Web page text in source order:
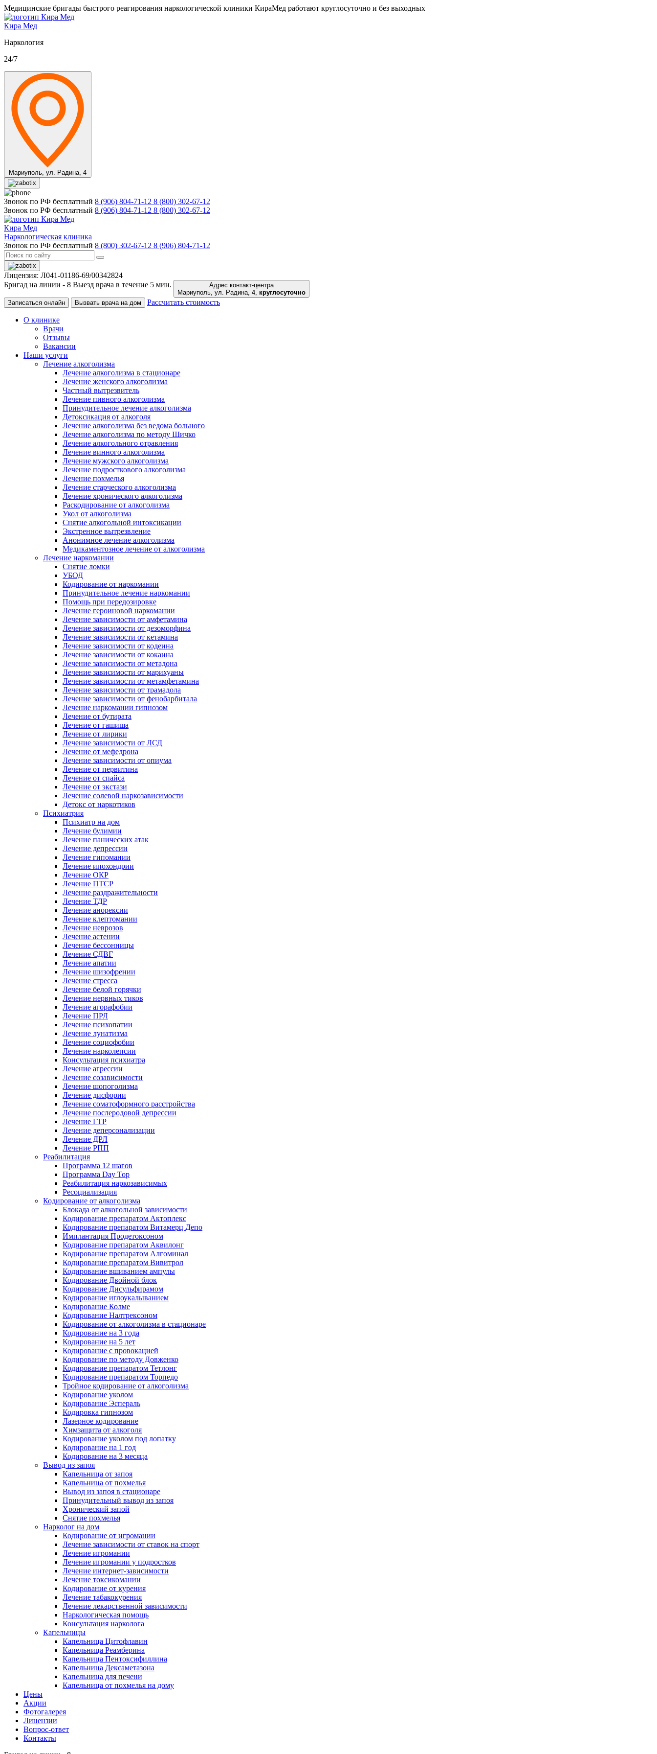
Медицинские бригады быстрого реагирования наркологической клиники КираМед работают круглосуточно и без выходных
Кира Мед
Наркология
24/7
Мариуполь, ул. Радина, 4
Звонок по РФ бесплатный 8 (906) 804-71-12 8 (800) 302-67-12
Звонок по РФ бесплатный 8 (906) 804-71-12 8 (800) 302-67-12
Кира Мед
Наркологическая клиника
Звонок по РФ бесплатный 8 (800) 302-67-12 8 (906) 804-71-12
Лицензия: Л041-01186-69/00342824
Бригад на линии - 8 Выезд врача в течение 5 мин.
Адрес контакт-центра
Мариуполь, ул. Радина, 4, круглосуточно
Записаться онлайн
Вызвать врача на дом Рассчитать стоимость
О клинике
Врачи
Отзывы
Вакансии
Наши услуги
Лечение алкоголизма
Лечение алкоголизма в стационаре
Лечение женского алкоголизма
Частный вытрезвитель
Лечение пивного алкоголизма
Принудительное лечение алкоголизма
Детоксикация от алкоголя
Лечение алкоголизма без ведома больного
Лечение алкоголизма по методу Шичко
Лечение алкогольного отравления
Лечение винного алкоголизма
Лечение мужского алкоголизма
Лечение подросткового алкоголизма
Лечение похмелья
Лечение старческого алкоголизма
Лечение хронического алкоголизма
Раскодирование от алкоголизма
Укол от алкоголизма
Снятие алкогольной интоксикации
Экстренное вытрезвление
Анонимное лечение алкоголизма
Медикаментозное лечение от алкоголизма
Лечение наркомании
Снятие ломки
УБОД
Кодирование от наркомании
Принудительное лечение наркомании
Помощь при передозировке
Лечение героиновой наркомании
Лечение зависимости от амфетамина
Лечение зависимости от дезоморфина
Лечение зависимости от кетамина
Лечение зависимости от кодеина
Лечение зависимости от кокаина
Лечение зависимости от метадона
Лечение зависимости от марихуаны
Лечение зависимости от метамфетамина
Лечение зависимости от трамадола
Лечение зависимости от фенобарбитала
Лечение наркомании гипнозом
Лечение от бутирата
Лечение от гашиша
Лечение от лирики
Лечение зависимости от ЛСД
Лечение от мефедрона
Лечение зависимости от опиума
Лечение от первитина
Лечение от спайса
Лечение от экстази
Лечение солевой наркозависимости
Детокс от наркотиков
Психиатрия
Психиатр на дом
Лечение булимии
Лечение панических атак
Лечение депрессии
Лечение гипомании
Лечение ипохондрии
Лечение ОКР
Лечение ПТСР
Лечение раздражительности
Лечение ТДР
Лечение анорексии
Лечение клептомании
Лечение неврозов
Лечение астении
Лечение бессонницы
Лечение СДВГ
Лечение апатии
Лечение шизофрении
Лечение стресса
Лечение белой горячки
Лечение нервных тиков
Лечение агорафобии
Лечение ПРЛ
Лечение психопатии
Лечение лунатизма
Лечение социофобии
Лечение нарколепсии
Консультация психиатра
Лечение агрессии
Лечение созависимости
Лечение шопоголизма
Лечение дисфории
Лечение соматоформного расстройства
Лечение послеродовой депрессии
Лечение ГТР
Лечение деперсонализации
Лечение ДРЛ
Лечение РПП
Реабилитация
Программа 12 шагов
Программа Day Top
Реабилитация наркозависимых
Ресоциализация
Кодирование от алкоголизма
Блокада от алкогольной зависимости
Кодирование препаратом Актоплекс
Кодирование препаратом Витамерц Депо
Имплантация Продетоксоном
Кодирование препаратом Аквилонг
Кодирование препаратом Алгоминал
Кодирование препаратом Вивитрол
Кодирование вшиванием ампулы
Кодирование Двойной блок
Кодирование Дисульфирамом
Кодирование иглоукалыванием
Кодирование Колме
Кодирование Налтрексоном
Кодирование от алкоголизма в стационаре
Кодирование на 3 года
Кодирование на 5 лет
Кодирование с провокацией
Кодирование по методу Довженко
Кодирование препаратом Тетлонг
Кодирование препаратом Торпедо
Тройное кодирование от алкоголизма
Кодирование уколом
Кодирование Эспераль
Кодировка гипнозом
Лазерное кодирование
Химзащита от алкоголя
Кодирование уколом под лопатку
Кодирование на 1 год
Кодирование на 3 месяца
Вывод из запоя
Капельница от запоя
Капельница от похмелья
Вывод из запоя в стационаре
Принудительный вывод из запоя
Хронический запой
Снятие похмелья
Нарколог на дом
Кодирование от игромании
Лечение зависимости от ставок на спорт
Лечение игромании
Лечение игромании у подростков
Лечение интернет-зависимости
Лечение токсикомании
Кодирование от курения
Лечение табакокурения
Лечение лекарственной зависимости
Наркологическая помощь
Консультация нарколога
Капельницы
Капельница Цитофлавин
Капельница Реамберина
Капельница Пентоксифиллина
Капельница Дексаметазона
Капельница для печени
Капельница от похмелья на дому
Цены
Акции
Фотогалерея
Лицензии
Вопрос-ответ
Контакты